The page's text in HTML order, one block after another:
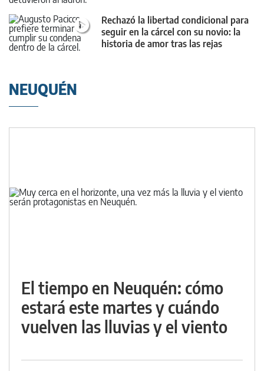
Rechazó la libertad condicional para
seguir en la cárcel con su novio: la
historia de amor tras las rejas
NEUQUÉN
El tiempo en Neuquén: cómo
estará este martes y cuándo
vuelven las lluvias y el viento